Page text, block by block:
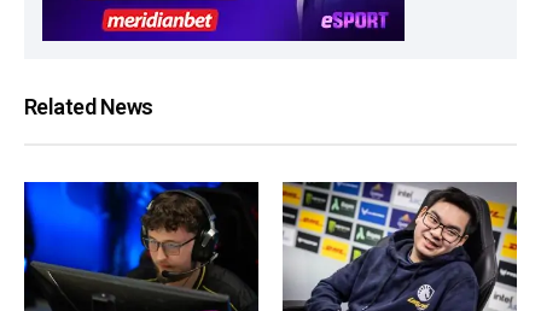
Related News